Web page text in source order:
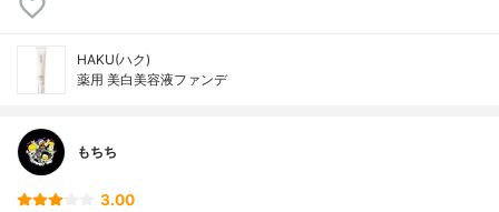
HAKU(ハク)
薬用 美白美容液ファンデ
もちち
3.00